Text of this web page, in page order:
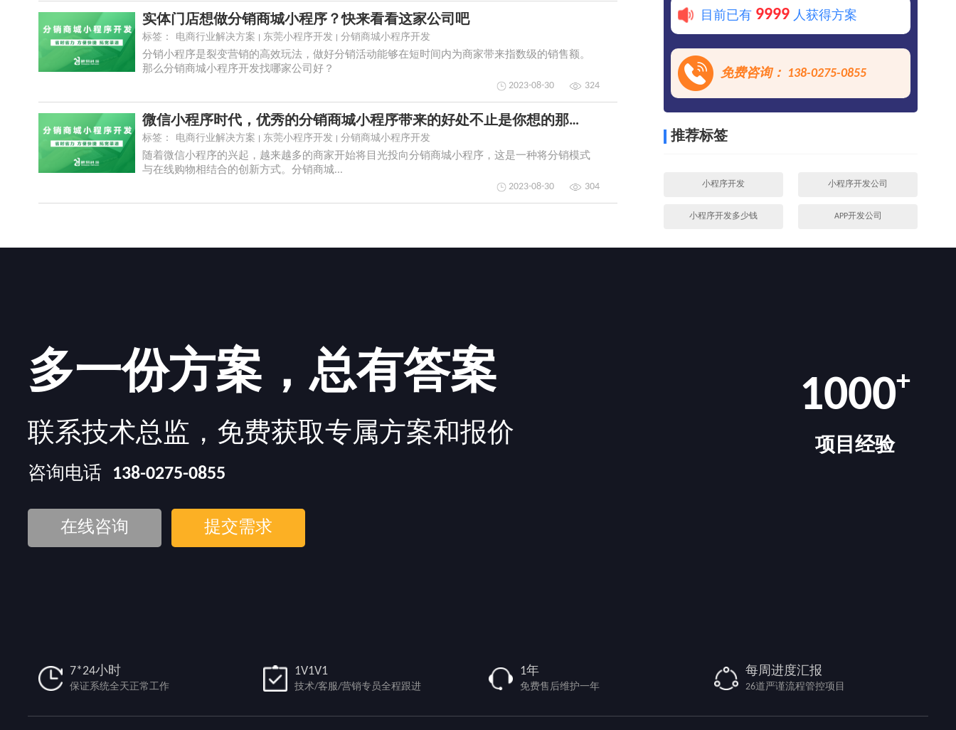
实体门店想做分销商城小程序？快来看看这家公司吧
标签： 电商行业解决方案 东莞小程序开发
分销商城小程序开发
分销小程序是裂变营销的高效玩法，做好分销活动能够在短时间内为商家带来指数级的销售额。
那么分销商城小程序开发找哪家公司好？
2023-08-30
324
微信小程序时代，优秀的分销商城小程序带来的好处不止是你想的那样！
标签： 电商行业解决方案 东莞小程序开发
分销商城小程序开发
随着微信小程序的兴起，越来越多的商家开始将目光投向分销商城小程序，这是一种将分销模式
与在线购物相结合的创新方式。分销商城...
2023-08-30
304
目前已有 9999 人获得方案
免费咨询： 138-0275-0855
推荐标签
小程序开发 小程序开发公司
小程序开发多少钱 APP开发公司
多一份方案，总有答案
联系技术总监，免费获取专属方案和报价
咨询电话 138-0275-0855
在线咨询 提交需求
1000+
项目经验
7*24小时
保证系统全天正常工作
1V1V1
技术/客服/营销专员全程跟进
1年
免费售后维护一年
每周进度汇报
26道严谨流程管控项目